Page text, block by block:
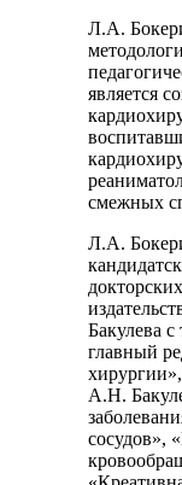
Л.А.
является
смежных
Л.А.
Бакулева
главный
А.Н.
сосудов»,